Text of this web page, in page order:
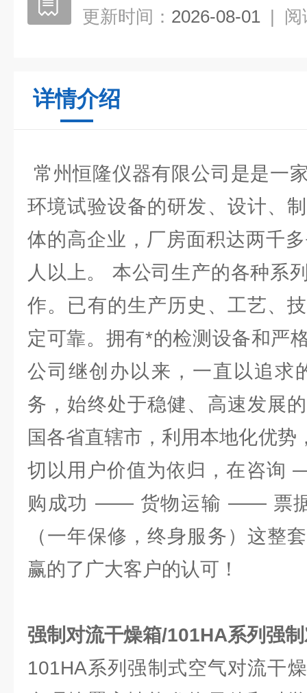
更新时间： 2026-08-01 | 阅
详情介绍
常州恒隆仪器有限公司是是一
环境试验设备的研发、设计、
体的高企业，厂房面积达两千
人以上。 本公司生产的各种系
作。已有的生产历史、工艺、
定可靠。拥有*的检测设备和严
公司继创办以来，一直以追求
务，始终处于稳健、高速发展
国各省直辖市，利用本地化优势
切以用户价值为依归，在咨
购成功 —— 货物运输 —— 票
（一年保修，终身服务）这整
赢的了广大客户的认可！
强制对流干燥箱/101HA系列强
101HA系列强制式空气对流干